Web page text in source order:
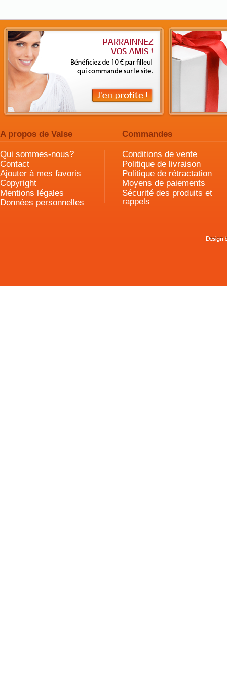
A propos de Valse Commandes
Qui sommes-nous?
Contact
Ajouter à mes favoris
Copyright
Mentions légales
Données personnelles
Conditions de vente
Politique de livraison
Politique de rétractation
Moyens de paiements
Sécurité des produits et
rappels